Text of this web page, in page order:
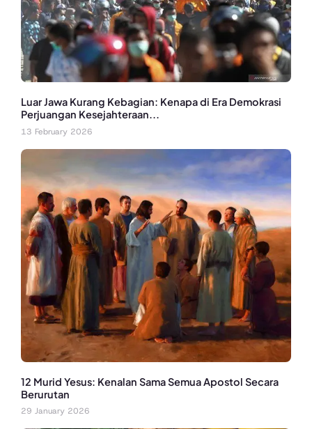
Luar Jawa Kurang Kebagian: Kenapa di Era Demokrasi
Perjuangan Kesejahteraan...
13 February 2026
12 Murid Yesus: Kenalan Sama Semua Apostol Secara
Berurutan
29 January 2026